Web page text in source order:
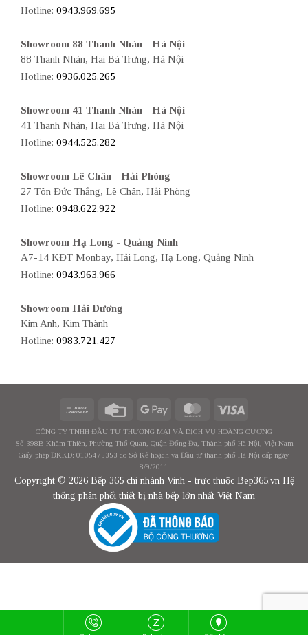
Hotline: 0943.969.695
Showroom 88 Thanh Nhàn - Hà Nội
88 Thanh Nhàn, Hai Bà Trưng, Hà Nội
Hotline: 0936.025.265
Showroom 41 Thanh Nhàn - Hà Nội
41 Thanh Nhàn, Hai Bà Trưng, Hà Nội
Hotline: 0944.525.282
Showroom Lê Chân - Hải Phòng
27 Tôn Đức Thắng, Lê Chân, Hải Phòng
Hotline: 0948.622.922
Showroom Hạ Long - Quảng Ninh
A7-14 KĐT Monbay, Hải Long, Hạ Long, Quảng Ninh
Hotline: 0943.963.966
Showroom Hải Dương
Kim Anh, Kim Thành
Hotline: 0983.721.427
CÔNG TY TNHH ĐẦU TƯ THƯƠNG MẠI VÀ DỊCH VỤ HOÀNG CƯƠNG
Số 398B Khâm Thiên, Phường Thổ Quan, Quận Đống Đa, Thành phố Hà Nội, Việt Nam
Giấy phép ĐKKD: 0105475353 do Sở Kế hoạch và Đầu tư thành phố Hà Nội cấp ngày
8/9/2011
Copyright © 2026 Bếp 365 chi nhánh Vinh - trực thuộc Bep365.vn Hệ
thống phân phối thiết bị nhà bếp lớn nhất Việt Nam